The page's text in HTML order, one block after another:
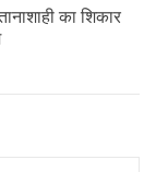
का शिकार